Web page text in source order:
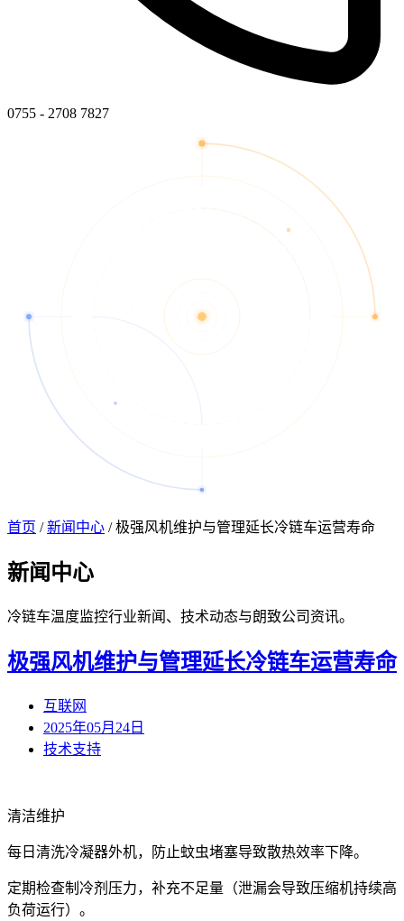
0755 - 2708 7827
首页 / 新闻中心 / 极强风机维护与管理延长冷链车运营寿命
新闻 中心
冷链车温度监控行业新闻、技术动态与朗致公司资讯。
极强风机维护与管理延长冷链车运营寿命
互联网
2025年05月24日
技术支持
清洁维护
每日清洗冷凝器外机，防止蚊虫堵塞导致散热效率下降。
定期检查制冷剂压力，补充不足量（泄漏会导致压缩机持续高
负荷运行） 。